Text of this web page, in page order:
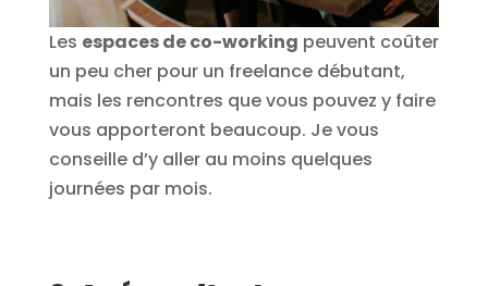
Les espaces de co-working peuvent coûter
un peu cher pour un freelance débutant,
mais les rencontres que vous pouvez y faire
vous apporteront beaucoup. Je vous
conseille d’y aller au moins quelques
journées par mois.